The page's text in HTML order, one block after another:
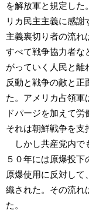
を解放軍と規定した
リカ民主主義に感
主義裏切り者の流れ
すべて戦争協力者な
がっていく人民と離
反動と戦争の敵と正
た。アメリカ占領軍
ドパージを加えて労
それは朝鮮戦争を支
しかし共産党内で
５０年には原爆投
原爆使用に反対して
織された。その流れ
た。